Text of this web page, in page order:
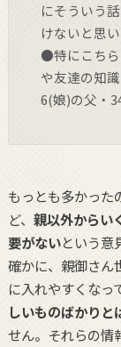
にそういう
けないと思
●特にこちら
や友達の知
6(娘)の父・
もっとも多かった
ど、 親以外からい
要がないという意
確かに、親御さん
に入れやすくなっ
しいものばかりと
せん。それらの情